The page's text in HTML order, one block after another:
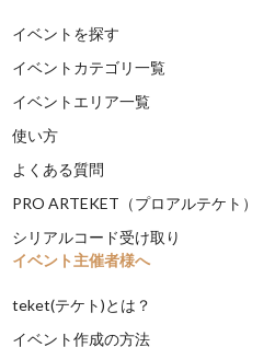
イベントを探す
イベントカテゴリ一覧
イベントエリア一覧
使い方
よくある質問
PRO ARTEKET（プロアルテケト）
シリアルコード受け取り
イベント主催者様へ
teket(テケト)とは？
イベント作成の方法